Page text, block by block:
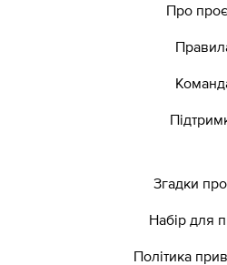
Про
Згадки
Набір для
Політика